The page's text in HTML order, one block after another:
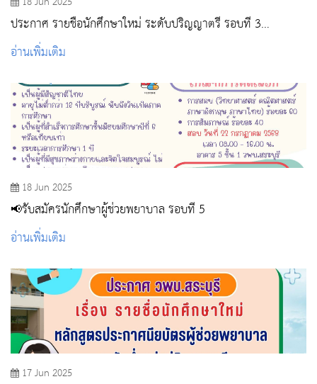
ประกาศ รายชื่อนักศึกษาใหม่ ระดับปริญญาตรี รอบที่ 3
Admission ปีการศึกษา 2568
อ่านเพิ่มเติม
18 Jun 2025
📢รับสมัครนักศึกษาผู้ช่วยพยาบาล รอบที่ 5
อ่านเพิ่มเติม
17 Jun 2025